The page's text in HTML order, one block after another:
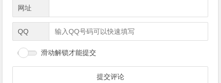
网址
QQ
滑动解锁才能提交